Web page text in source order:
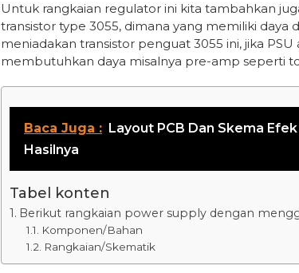
Untuk rangkaian regulator ini kita tambahkan
transistor type 3055, dimana yang memiliki daya
meniadakan transistor penguat 3055 ini, jika
membutuhkan daya misalnya pre-amp seperti
Baca Juga : Layout PCB Dan Skema
Hasilnya
Tabel konten
Berikut rangkaian power supply dengan
Komponen/Bahan
Rangkaian/Skematik